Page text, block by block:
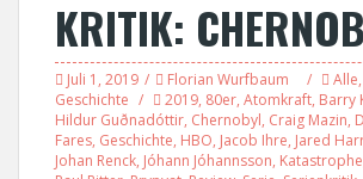
KRITIK:
Juli 1, 2019 Florian Wurfbaum Alle,
Geschichte
2019, 80er, Atomkraft, Barry
Hildur Guðnadóttir, Chernobyl, Craig Mazin,
Fares, Geschichte, HBO, Jacob Ihre, Jared
Johan Renck, Jóhann Jóhannsson, Katastrophe